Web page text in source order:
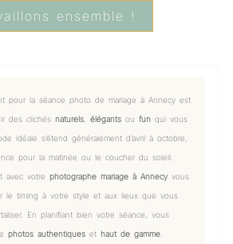
ensemble !
pour la séance photo de mariage à Annecy est
des clichés naturels, élégantsou funqui vous
idéale s’étend généralement d’avril à octobre,
pour la matinée ou le coucher du soleil.
avec votre photographe mariage à Annecyvous
le timing à votre style et aux lieux que vous
En planifiant bien votre séance, vous
photos authentiques et haut de gamme.